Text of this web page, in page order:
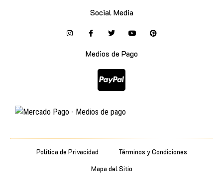
Social Media
Medios de Pago
Política de Privacidad
Términos y Condiciones
Mapa del Sitio